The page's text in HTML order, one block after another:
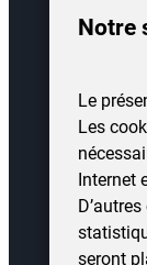
Notre
Le
Les
Internet
seront